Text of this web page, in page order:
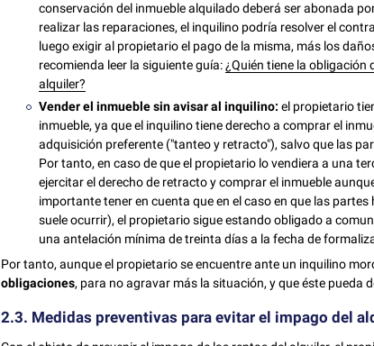
conservación del inmueble alquilado deberá ser abonada
realizar las reparaciones, el inquilino podría resolver el
luego exigir al propietario el pago de la misma, más los
recomienda leer la siguiente guía:¿Quién tiene la obligación
alquiler?
Vender el inmueble sin avisar al inquilino: el propietario
inmueble, ya que el inquilino tiene derecho a comprar el
adquisición preferente ("tanteo y retracto"), salvo que las
Por tanto, en caso de que el propietario lo vendiera a una
ejercitar el derecho de retracto y comprar el inmueble
importante tener en cuenta que en el caso en que las
suele ocurrir), el propietario sigue estando obligado a
una antelación mínima de treinta días a la fecha de
Por tanto, aunque el propietario se encuentre ante un inquilino
obligaciones, para no agravar más la situación, y que éste pueda
2.3. Medidas preventivas para evitar el impago del